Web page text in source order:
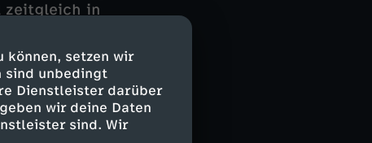
können, setzen wir
sind unbedingt
Dienstleister darüber
wir deine Daten
sind. Wir
zeitgleich in
letzten
traf der